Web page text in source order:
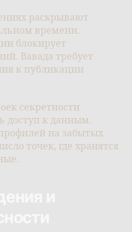
раскрывают
времени.
блокирует
Вавада требует
к публикации
секретности
доступ к данным.
на забытых
точек, где хранятся